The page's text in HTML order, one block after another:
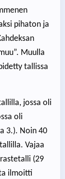
pihaton ja
Muulla
tallissa
jossa oli
oli
3.). Noin 40
Vajaa
(29
ilmoitti